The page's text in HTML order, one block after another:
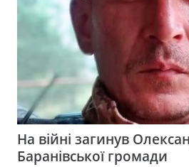
На війні загинув
Баранівської громади